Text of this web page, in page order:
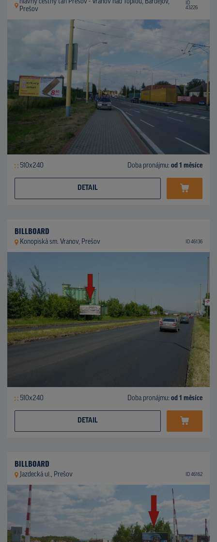
hlavný cestný ťah Prešov - Vranov nad Topľou, Bardejov,
Prešov
ID
43226
510x240 Doba pronájmu: od 1 měsíce
DETAIL
BILLBOARD
Konopiská sm. Vranov, Prešov ID 46136
510x240 Doba pronájmu: od 1 měsíce
DETAIL
BILLBOARD
Jazdecká ul., Prešov ID 46162